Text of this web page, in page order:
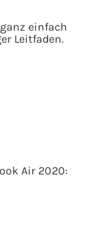
einfach
Leitfaden.
Air 2020: